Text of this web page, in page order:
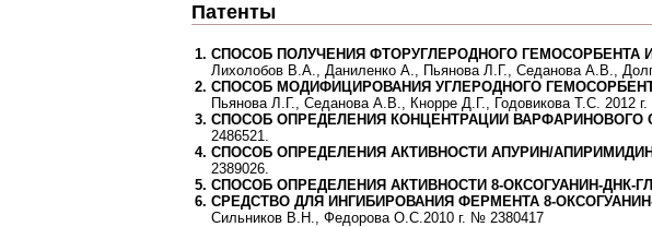
Патенты
СПОСОБ ПОЛУЧЕНИЯ ФТОРУГЛЕРОДНОГО ГЕМОСОРБЕНТА
Лихолобов В.А., Даниленко А., Пьянова Л.Г., Седанова А.В.,
СПОСОБ МОДИФИЦИРОВАНИЯ УГЛЕРОДНОГО
Пьянова Л.Г., Седанова А.В., Кнорре Д.Г., Годовикова Т.С. 2012
СПОСОБ ОПРЕДЕЛЕНИЯ КОНЦЕНТРАЦИИ ВАРФАРИНОВОГО
2486521.
СПОСОБ ОПРЕДЕЛЕНИЯ АКТИВНОСТИ АПУРИН/
2389026.
СПОСОБ ОПРЕДЕЛЕНИЯ АКТИВНОСТИ 8-ОКСОГУАНИН-ДНК-
СРЕДСТВО ДЛЯ ИНГИБИРОВАНИЯ ФЕРМЕНТА 8-
Сильников В.Н., Федорова О.С.2010 г. № 2380417